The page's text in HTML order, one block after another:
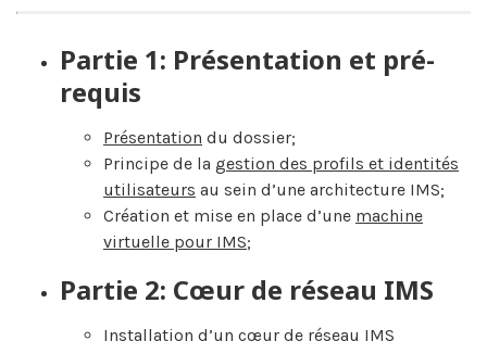
Partie 1: Présentation et pré-
requis
Présentation du dossier;
Principe de la gestion des profils et identités
utilisateurs au sein d’une architecture IMS;
Création et mise en place d’une machine
virtuelle pour IMS;
Partie 2: Cœur de réseau IMS
Installation d’un cœur de réseau IMS